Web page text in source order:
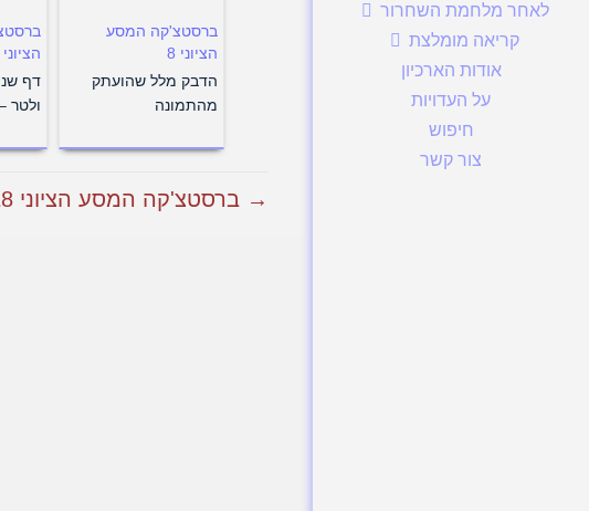
לאחר מלחמת השחרור
קריאה מומלצת
אודות הארכיון
על העדויות
חיפוש
צור קשר
ברסטצ'קה המסע
הציוני 8
הדבק מלל שהועתק
מהתמונה
הציוני 8א
דף
ולטר
→ ברסטצ'קה המסע הציוני 8ב